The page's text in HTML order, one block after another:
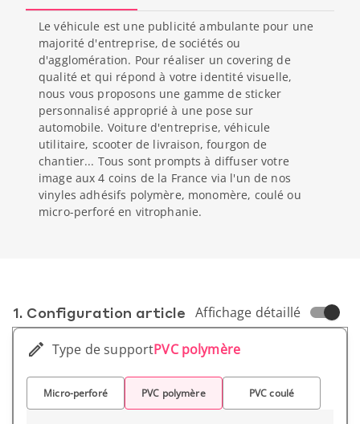
Le véhicule est une publicité ambulante pour une
majorité d'entreprise, de sociétés ou
d'agglomération. Pour réaliser un covering de
qualité et qui répond à votre identité visuelle,
nous vous proposons une gamme de sticker
personnalisé approprié à une pose sur
automobile. Voiture d'entreprise, véhicule
utilitaire, scooter de livraison, fourgon de
chantier... Tous sont prompts à diffuser votre
image aux 4 coins de la France via l'un de nos
vinyles adhésifs polymère, monomère, coulé ou
micro-perforé en vitrophanie.
1. Conf­iguration article Affichage détaillé
Type de supportPVC polymère
Micro-perforé PVC polymère PVC coulé